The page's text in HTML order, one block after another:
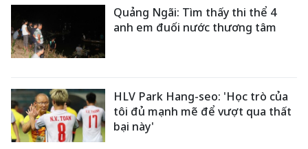
Quảng Ngãi: Tìm thấy thi thể 4
anh em đuối nước thương tâm
HLV Park Hang-seo: 'Học trò của
tôi đủ mạnh mẽ để vượt qua thất
bại này'